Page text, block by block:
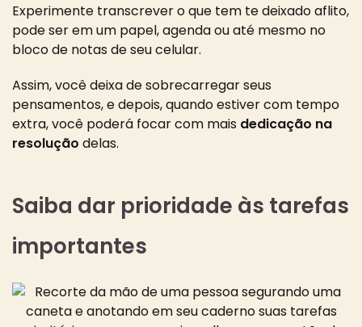
Experimente transcrever o que tem te deixado aflito,
pode ser em um papel, agenda ou até mesmo no
bloco de notas de seu celular.
Assim, vocêdeixa de sobrecarregar seus
pensamentos, e depois, quando estiver com tempo
extra, você poderá focar com mais dedicação na
resolução delas.
Saiba dar prioridade às tarefas
importantes